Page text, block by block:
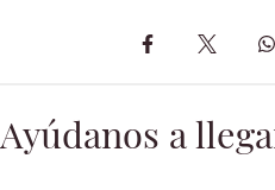
Ayúdanos a